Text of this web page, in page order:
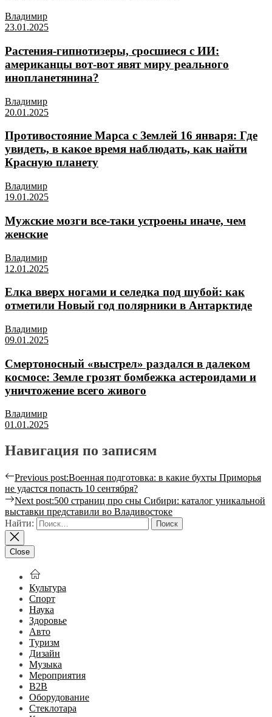
Владимир
23.01.2025
Растения-гипнотизеры, сросшиеся с ИИ:
американцы вот-вот явят миру реального
инопланетянина?
Владимир
20.01.2025
Противостояние Марса с Землей 16 января: Где
увидеть, в какое время наблюдать, как найти
Красную планету
Владимир
19.01.2025
Мужские мозги все-таки устроены иначе, чем
женские
Владимир
12.01.2025
Елка вверх ногами и селедка под шубой: как
отметили Новый год полярники в Антарктиде
Владимир
09.01.2025
Смертоносный «выстрел» раздался в далеком
космосе: Земле грозят бомбежка астероидами и
уничтожение всего живого
Владимир
01.01.2025
Навигация по записям
Previous post:Военная подготовка: в какие бухты Приморья
не удастся попасть 10 сентября?
Next post:500 страниц про сны Сибири: каталог уникальной
выставки представили во Владивостоке
Найти:
Close
Культура
Спорт
Наука
Здоровье
Авто
Туризм
Дизайн
Музыка
Мероприятия
B2B
Оборудование
Стеклотара